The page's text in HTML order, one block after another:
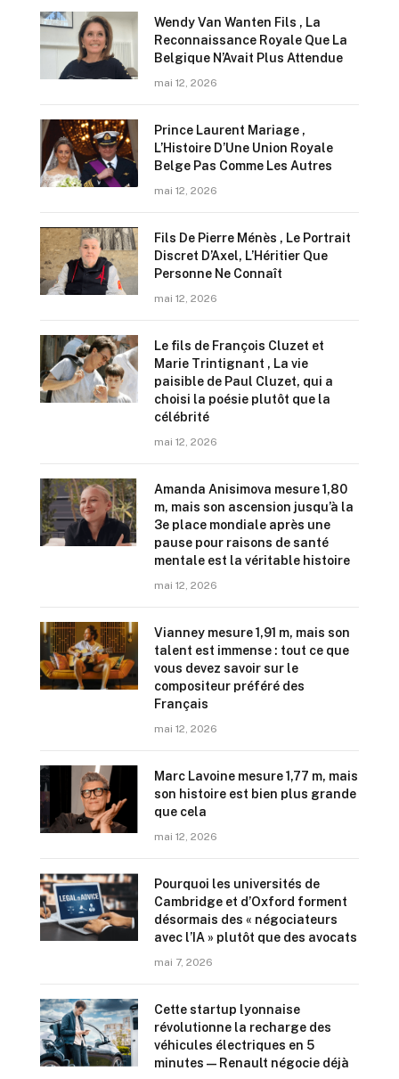
Wendy Van Wanten Fils , La
Reconnaissance Royale Que La
Belgique N’Avait Plus Attendue
mai 12, 2026
Prince Laurent Mariage ,
L’Histoire D’Une Union Royale
Belge Pas Comme Les Autres
mai 12, 2026
Fils De Pierre Ménès , Le Portrait
Discret D’Axel, L’Héritier Que
Personne Ne Connaît
mai 12, 2026
Le fils de François Cluzet et
Marie Trintignant , La vie
paisible de Paul Cluzet, qui a
choisi la poésie plutôt que la
célébrité
mai 12, 2026
Amanda Anisimova mesure 1,80
m, mais son ascension jusqu’à la
3e place mondiale après une
pause pour raisons de santé
mentale est la véritable histoire
mai 12, 2026
Vianney mesure 1,91 m, mais son
talent est immense : tout ce que
vous devez savoir sur le
compositeur préféré des
Français
mai 12, 2026
Marc Lavoine mesure 1,77 m, mais
son histoire est bien plus grande
que cela
mai 12, 2026
Pourquoi les universités de
Cambridge et d’Oxford forment
désormais des « négociateurs
avec l’IA » plutôt que des avocats
mai 7, 2026
Cette startup lyonnaise
révolutionne la recharge des
véhicules électriques en 5
minutes — Renault négocie déjà